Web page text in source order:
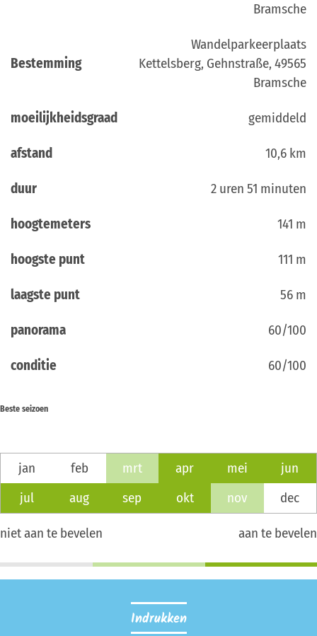
Bramsche
Bestemming
Wandelparkeerplaats
Kettelsberg, Gehnstraße, 49565
Bramsche
moeilijkheidsgraad gemiddeld
afstand 10,6 km
duur 2 uren 51 minuten
hoogtemeters 141 m
hoogste punt 111 m
laagste punt 56 m
panorama 60/100
conditie 60/100
Beste seizoen
jan feb mrt apr mei
jun
jul
aug sep okt nov dec
niet aan te bevelen aan te bevelen
Indrukken